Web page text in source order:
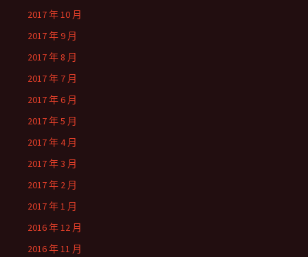
2017 年 10 月
2017 年 9 月
2017 年 8 月
2017 年 7 月
2017 年 6 月
2017 年 5 月
2017 年 4 月
2017 年 3 月
2017 年 2 月
2017 年 1 月
2016 年 12 月
2016 年 11 月